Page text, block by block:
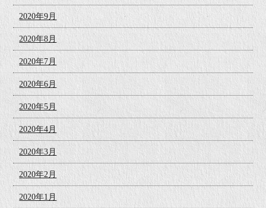
2020年9月
2020年8月
2020年7月
2020年6月
2020年5月
2020年4月
2020年3月
2020年2月
2020年1月